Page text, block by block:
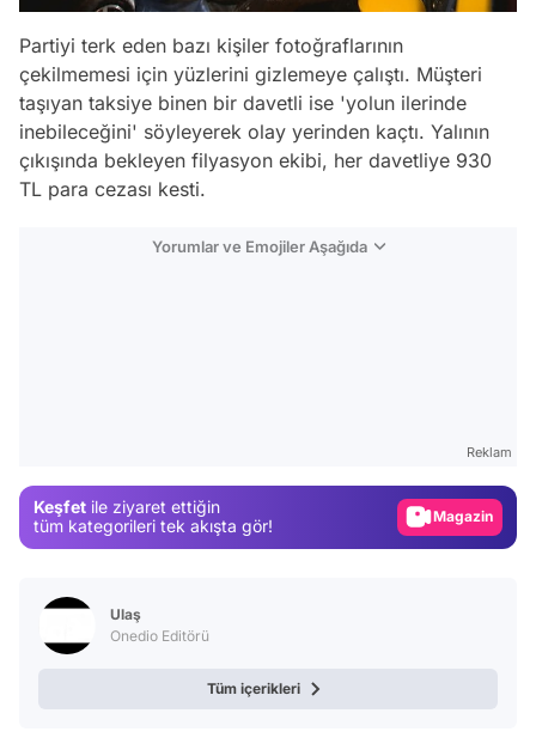
Partiyi terk eden bazı kişiler fotoğraflarının
çekilmemesi için yüzlerini gizlemeye çalıştı. Müşteri
taşıyan taksiye binen bir davetli ise 'yolun ilerinde
inebileceğini' söyleyerek olay yerinden kaçtı. Yalının
çıkışında bekleyen filyasyon ekibi, her davetliye 930
TL para cezası kesti.
Yorumlar ve Emojiler Aşağıda
Reklam
Keşfet ile ziyaret ettiğin
tüm kategorileri tek akışta gör!
Magazin
Ulaş
Onedio Editörü
Tüm içerikleri